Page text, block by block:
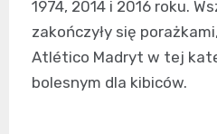
1974, 2014 i 2016 roku.
zakończyły się
Atlético Madryt w tej
bolesnym dla kibiców.